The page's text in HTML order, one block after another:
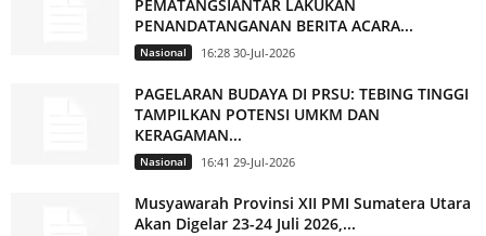
PEMATANGSIANTAR LAKUKAN
PENANDATANGANAN BERITA ACARA...
Nasional 16:28 30-Jul-2026
PAGELARAN BUDAYA DI PRSU: TEBING TINGGI
TAMPILKAN POTENSI UMKM DAN
KERAGAMAN...
Nasional 16:41 29-Jul-2026
Musyawarah Provinsi XII PMI Sumatera Utara
Akan Digelar 23-24 Juli 2026,...